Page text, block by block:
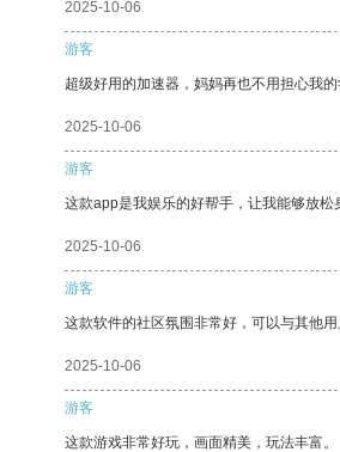
2025-10-06
游客
超级好用的加速器，妈妈再也不用担心我的
2025-10-06
游客
这款app是我娱乐的好帮手，让我能够放松
2025-10-06
游客
这款软件的社区氛围非常好，可以与其他用
2025-10-06
游客
这款游戏非常好玩，画面精美，玩法丰富。